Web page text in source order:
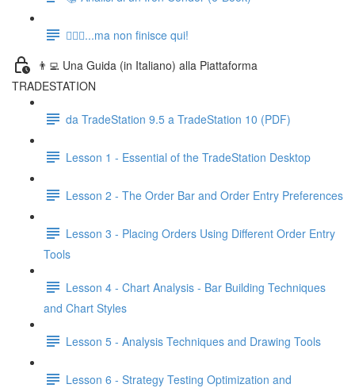
🏃🏻‍♂️...ma non finisce qui!
👨‍💻 Una Guida (in Italiano) alla Piattaforma
TRADESTATION
da TradeStation 9.5 a TradeStation 10 (PDF)
Lesson 1 - Essential of the TradeStation Desktop
Lesson 2 - The Order Bar and Order Entry Preferences
Lesson 3 - Placing Orders Using Different Order Entry
Tools
Lesson 4 - Chart Analysis - Bar Building Techniques
and Chart Styles
Lesson 5 - Analysis Techniques and Drawing Tools
Lesson 6 - Strategy Testing Optimization and